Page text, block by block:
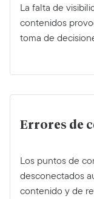
La falta de
contenidos
toma de
Errores de
Los puntos de
desconectados
contenido y de